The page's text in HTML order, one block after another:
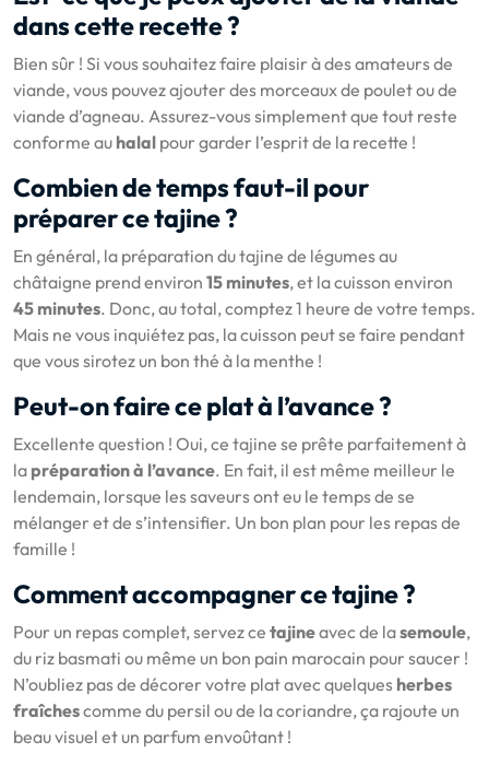
dans cette recette ?
Bien sûr ! Si vous souhaitez faire plaisir à des amateurs de
viande, vous pouvez ajouter des morceaux de poulet ou de
viande d’agneau. Assurez-vous simplement que tout reste
conforme au halal pour garder l’esprit de la recette !
Combien de temps faut-il pour
préparer ce tajine ?
En général, la préparation du tajine de légumes au
châtaigne prend environ 15 minutes, et la cuisson environ
45 minutes. Donc, au total, comptez 1 heure de votre temps.
Mais ne vous inquiétez pas, la cuisson peut se faire pendant
que vous sirotez un bon thé à la menthe !
Peut-on faire ce plat à l’avance ?
Excellente question ! Oui, ce tajine se prête parfaitement à
la préparation à l’avance. En fait, il est même meilleur le
lendemain, lorsque les saveurs ont eu le temps de se
mélanger et de s’intensifier. Un bon plan pour les repas de
famille !
Comment accompagner ce tajine ?
Pour un repas complet, servez ce tajineavec de lasemoule,
du riz basmati ou même un bon pain marocain pour saucer !
N’oubliez pas de décorer votre plat avec quelques herbes
fraîchescomme du persil ou de la coriandre, ça rajoute un
beau visuel et un parfum envoûtant !